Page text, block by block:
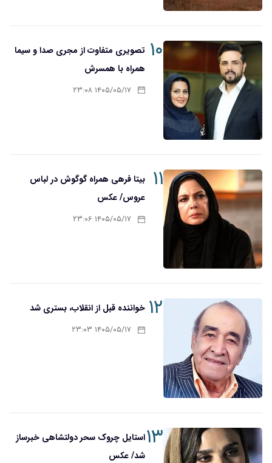
۱۰
تصویری متفاوت از مجری صدا و سیما
همراه با همسرش
۱۴۰۵/۰۵/۱۷ ۲۳:۰۸
۱۱ بیتا فرهی همراه گوگوش در لباس
عروس/ عکس
۱۴۰۵/۰۵/۱۷ ۲۳:۰۶
۱۲ خواننده قبل از انقلاب، بستری شد
۱۴۰۵/۰۵/۱۷ ۲۳:۰۳
۱۳استایل چروک سحر دولتشاهی خبرساز
شد/ عکس